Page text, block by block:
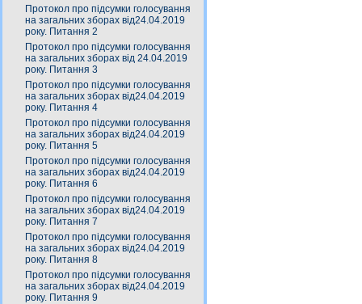
Протокол про підсумки голосування
на загальних зборах від24.04.2019
року. Питання 2
Протокол про підсумки голосування
на загальних зборах від 24.04.2019
року. Питання 3
Протокол про підсумки голосування
на загальних зборах від24.04.2019
року. Питання 4
Протокол про підсумки голосування
на загальних зборах від24.04.2019
року. Питання 5
Протокол про підсумки голосування
на загальних зборах від24.04.2019
року. Питання 6
Протокол про підсумки голосування
на загальних зборах від24.04.2019
року. Питання 7
Протокол про підсумки голосування
на загальних зборах від24.04.2019
року. Питання 8
Протокол про підсумки голосування
на загальних зборах від24.04.2019
року. Питання 9